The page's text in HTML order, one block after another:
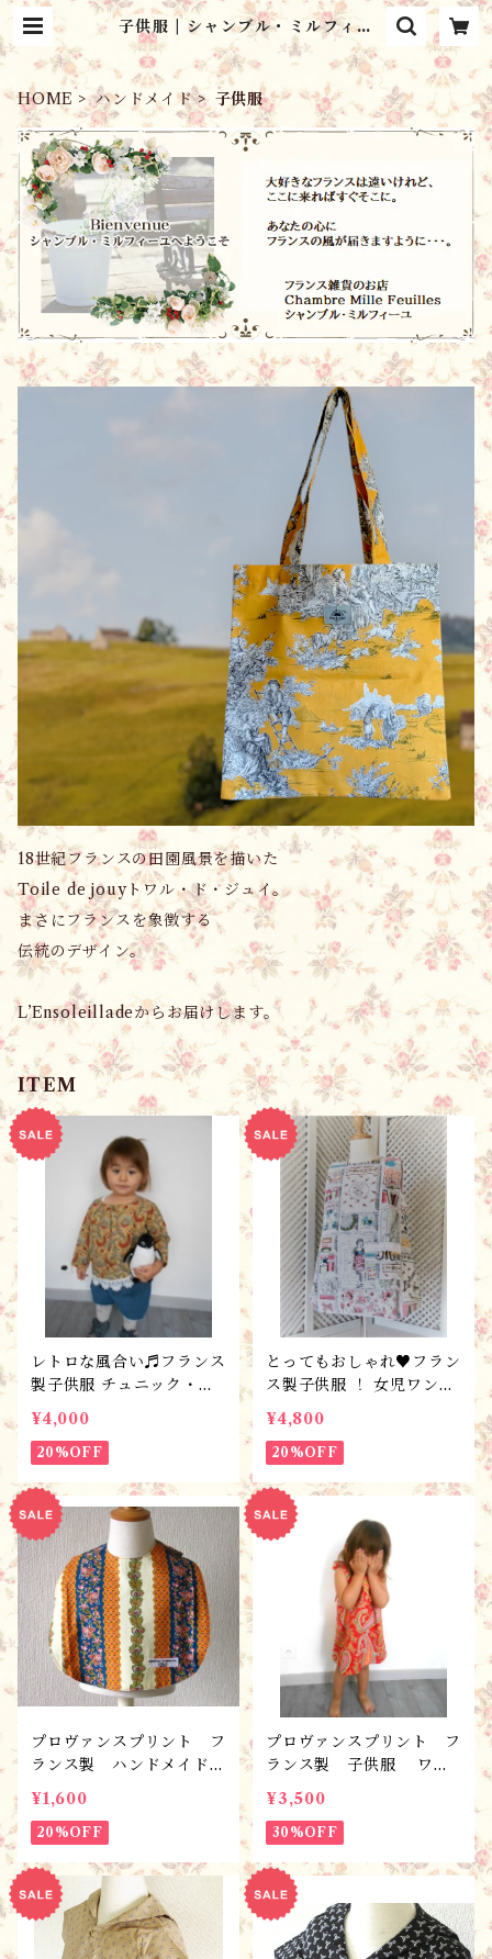
子供服 | シャンブル・ミルフィー
ユ Chambre Mille Feuilles
HOME ハンドメイド 子供服
18世紀フランスの田園風景を描いた
Toile de jouyトワル・ド・ジュイ。
まさにフランスを象徴する
伝統のデザイン。
L’Ensoleilladeからお届けします。
ITEM
レトロな風合い♬フランス
製子供服 チュニック・ア
ンティークレース/90サイ
ズ/サイズオーダー承りま
す♬
¥4,000
20%OFF
とってもおしゃれ♥フラン
ス製子供服 ！ 女児ワンピ
ース”クチュリエール” 100
サイズ / サイズオーダー
承ります♬
¥4,800
20%OFF
プロヴァンスプリント フ
ランス製 ハンドメイド
こども服 ベビー服 エプ
ロンB ／スタイ・よだれ
かけ
¥1,600
20%OFF
プロヴァンスプリント フ
ランス製 子供服 ワン
ピース・ソレイユ/100サ
イズ（3~4歳） お日様み
たいに元気に♬
¥3,500
30%OFF